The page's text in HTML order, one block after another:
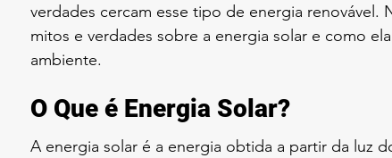
verdades cercam esse tipo de energia renovável.
mitos e verdades sobre a energia solar e como
ambiente.
O Que é Energia Solar?
A energia solar é a energia obtida a partir da luz